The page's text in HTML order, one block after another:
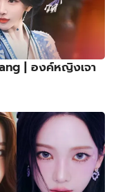
| องค์หญิงเจา